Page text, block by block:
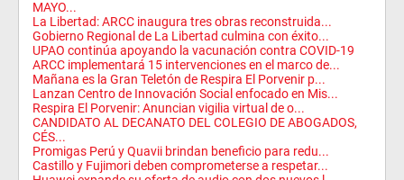
MAYO...
La Libertad: ARCC inaugura tres obras reconstruida...
Gobierno Regional de La Libertad culmina con éxito...
UPAO continúa apoyando la vacunación contra COVID-19
ARCC implementará 15 intervenciones en el marco de...
Mañana es la Gran Teletón de Respira El Porvenir p...
Lanzan Centro de Innovación Social enfocado en Mis...
Respira El Porvenir: Anuncian vigilia virtual de o...
CANDIDATO AL DECANATO DEL COLEGIO DE ABOGADOS,
CÉS...
Promigas Perú y Quavii brindan beneficio para redu...
Castillo y Fujimori deben comprometerse a respetar...